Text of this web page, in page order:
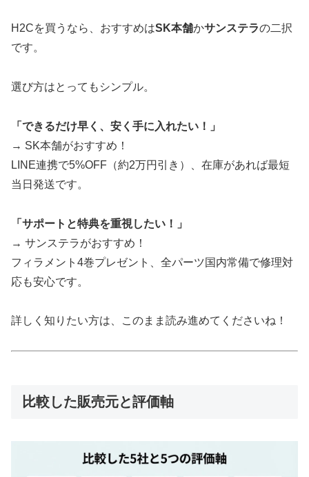
H2Cを買うなら、おすすめはSK本舗かサンステラの二択
です。
選び方はとってもシンプル。
「できるだけ早く、安く手に入れたい！」
→ SK本舗がおすすめ！
LINE連携で5%OFF（約2万円引き）、在庫があれば最短
当日発送です。
「サポートと特典を重視したい！」
→ サンステラがおすすめ！
フィラメント4巻プレゼント、全パーツ国内常備で修理対
応も安心です。
詳しく知りたい方は、このまま読み進めてくださいね！
比較した販売元と評価軸